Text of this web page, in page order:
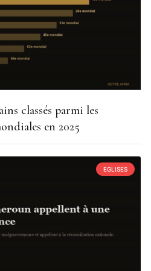
classés parmi les
en 2025
EGLISES